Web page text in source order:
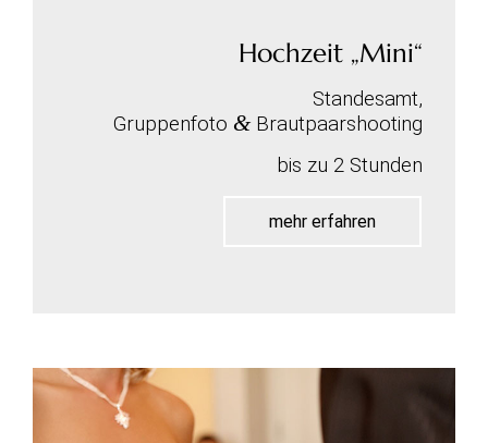
Hochzeit „Mini“
Standesamt,
Gruppenfoto &Brautpaarshooting
bis zu 2 Stunden
mehr erfahren